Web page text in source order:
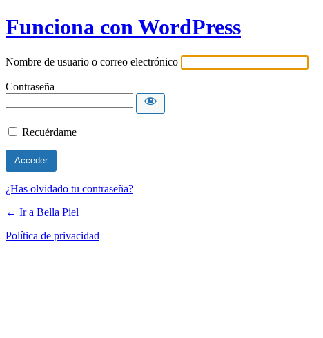
Funciona con WordPress
Nombre de usuario o correo electrónico
Contraseña
Recuérdame
¿Has olvidado tu contraseña?
← Ir a Bella Piel
Política de privacidad